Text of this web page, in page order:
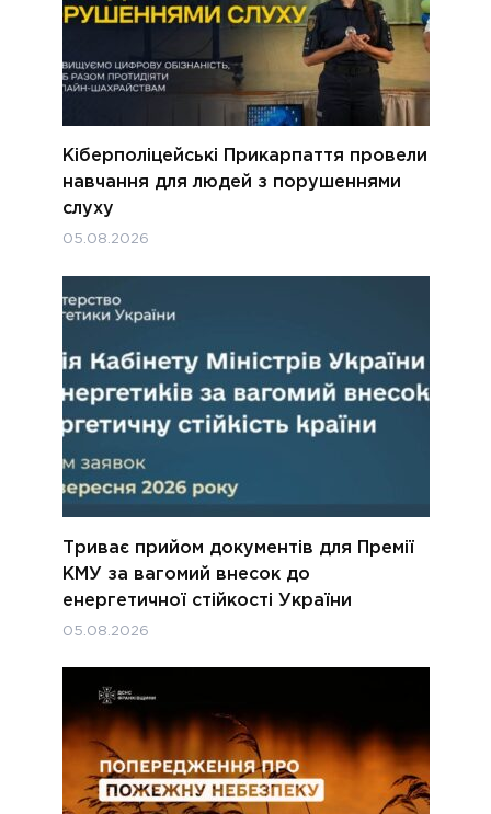
Кіберполіцейські Прикарпаття провели
навчання для людей з порушеннями
слуху
05.08.2026
Триває прийом документів для Премії
КМУ за вагомий внесок до
енергетичної стійкості України
05.08.2026